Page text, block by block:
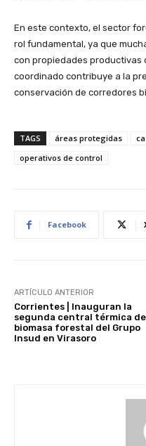
En este contexto, el sector
rol fundamental, ya que
con propiedades productivas
coordinado contribuye a la
conservación de corredores
TAGS áreas protegidas
operativos de control
Facebook
ARTÍCULO ANTERIOR
Corrientes | Inauguran la
segunda central térmica de
biomasa forestal del Grupo
Insud en Virasoro